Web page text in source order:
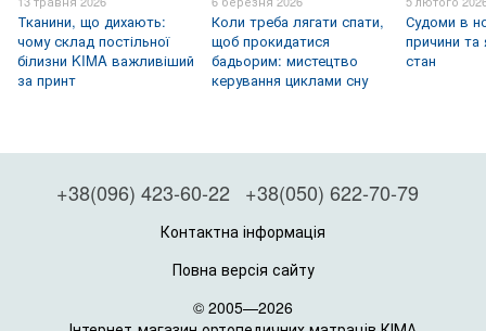
Тканини, що дихають:
чому склад постільної
білизни KIMA важливіший
за принт
Коли треба лягати спати,
щоб прокидатися
бадьорим: мистецтво
керування циклами сну
Судоми в
причини
стан
+38(096) 423-60-22 +38(050) 622-70-79
Контактна інформація
Повна версія сайту
© 2005—2026